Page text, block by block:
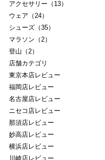
アクセサリー（13）
ウェア（24）
シューズ（35）
マラソン（2）
登山（2）
店舗カテゴリ
東京本店レビュー
福岡店レビュー
名古屋店レビュー
ニセコ店レビュー
那須店レビュー
妙高店レビュー
横浜店レビュー
川崎店レビュー